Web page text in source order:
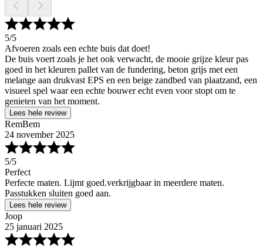
5/5
Afvoeren zoals een echte buis dat doet!
De buis voert zoals je het ook verwacht, de mooie grijze kleur pas
goed in het kleuren pallet van de fundering, beton grijs met een
melange aan drukvast EPS en een beige zandbed van plaatzand, een
visueel spel waar een echte bouwer echt even voor stopt om te
genieten van het moment.
Lees hele review
RemBem
24 november 2025
5/5
Perfect
Perfecte maten. Lijmt goed.verkrijgbaar in meerdere maten.
Passtukken sluiten goed aan.
Lees hele review
Joop
25 januari 2025